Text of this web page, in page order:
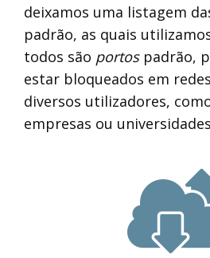
deixamos uma listagem
padrão, as quais
todos são portospadrão,
estar bloqueados em
diversos utilizadores,
empresas ou